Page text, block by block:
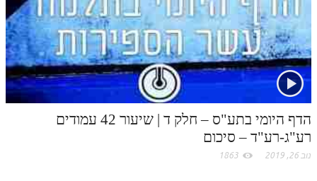
הדף היומי בתע"ס – חלק ד | שיעור 42 עמודים
רע"ג-רע"ד – סיכום
נוב 26, 2019 1863